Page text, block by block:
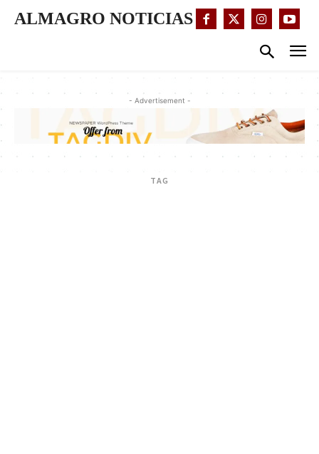
ALMAGRO NOTICIAS
- Advertisement -
TAG